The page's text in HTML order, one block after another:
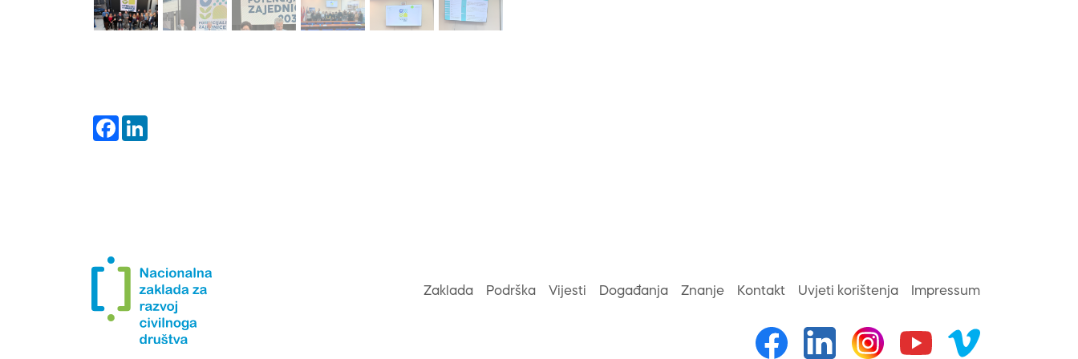
Facebook
Zaklada Podrška Vijesti Događanja Znanje Kontakt Uvjeti korištenja Impressum